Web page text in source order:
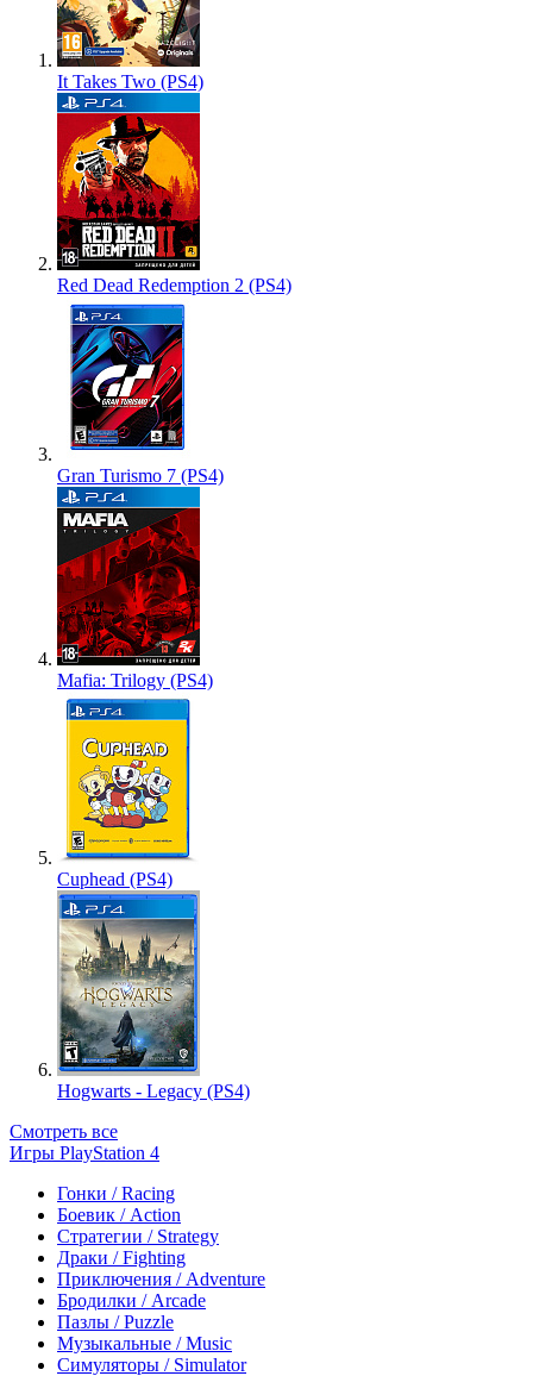
It Takes Two (PS4)
Red Dead Redemption 2 (PS4)
Gran Turismo 7 (PS4)
Mafia: Trilogy (PS4)
Cuphead (PS4)
Hogwarts - Legacy (PS4)
Смотреть все
Игры PlayStation 4
Гонки / Racing
Боевик / Action
Стратегии / Strategy
Драки / Fighting
Приключения / Adventure
Бродилки / Arcade
Пазлы / Puzzle
Музыкальные / Music
Симуляторы / Simulator